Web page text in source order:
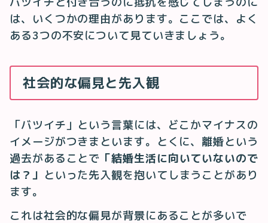
は、いくつかの理由があります。ここでは、よく
ある3つの不安について見ていきましょう。
社会的な偏見と先入観
「バツイチ」という言葉には、どこかマイナスの
イメージがつきまといます。とくに、離婚という
過去があることで 「結婚生活に向いていないので
は？」 といった先入観を抱いてしまうことがあり
ます。
これは社会的な偏見が背景にあることが多いで